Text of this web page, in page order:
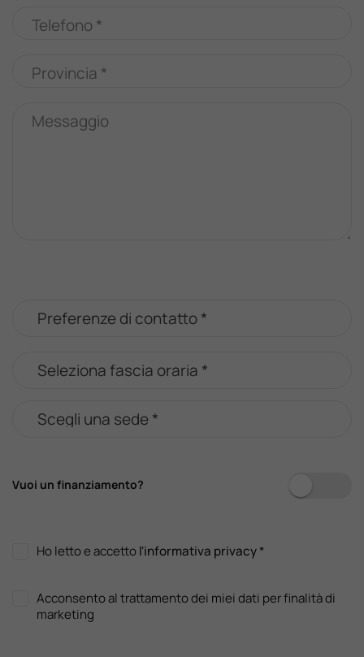
Telefono *
Provincia *
Messaggio
Vuoi un finanziamento?
Ho letto e accettol'informativa privacy*
Acconsento al trattamento dei miei dati per finalità di
marketing